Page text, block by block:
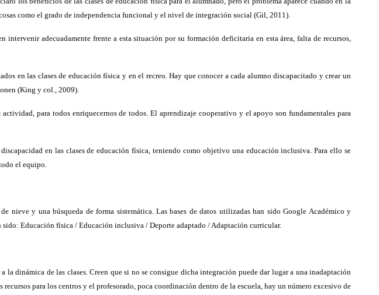
como el grado de independencia funcional y el nivel de integración social (Gil, 2011).
adecuadamente frente a esta situación por su formación deficitaria en esta área, falta de recursos,
en las clases de educación física y en el recreo. Hay que conocer a cada alumno discapacitado y crear un
(King y col., 2009).
para todos enriquecernos de todos. El aprendizaje cooperativo y el apoyo son fundamentales para
en las clases de educación física, teniendo como objetivo una educación inclusiva. Para ello se
el equipo.
y una búsqueda de forma sistemática. Las bases de datos utilizadas han sido Google Académico y
Educación física / Educación inclusiva / Deporte adaptado / Adaptación curricular.
dinámica de las clases. Creen que si no se consigue dicha integración puede dar lugar a una inadaptación
para los centros y el profesorado, poca coordinación dentro de la escuela, hay un número excesivo de